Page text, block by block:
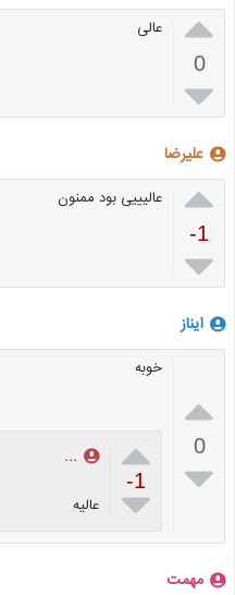

0

عالی
علیرضا

-1

عالیییی بود ممنون
ایناز

0

خوبه

-1

...
عالیه
مهمت